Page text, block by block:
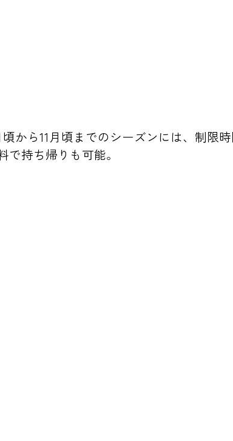
から11月頃までのシーズンには、制限
持ち帰りも可能。